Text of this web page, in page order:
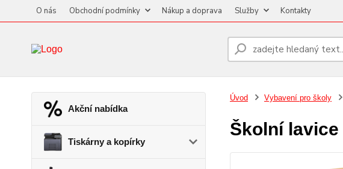
O nás Obchodní podmínky Nákup a doprava Služby Kontakty
Akční nabídka
Tiskárny a kopírky
Úvod Vybavení pro školy
Školní lavice